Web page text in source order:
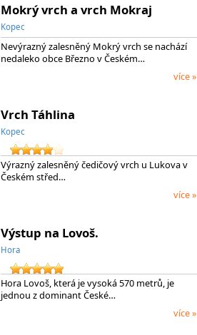
Mokrý vrch a vrch Mokraj
Kopec
Nevýrazný zalesněný Mokrý vrch se nachází
nedaleko obce Březno v Českém…
více »
Vrch Táhlina
Kopec
Výrazný zalesněný čedičový vrch u Lukova v
Českém střed…
více »
Výstup na Lovoš.
Hora
Hora Lovoš, která je vysoká 570 metrů, je
jednou z dominant České…
více »